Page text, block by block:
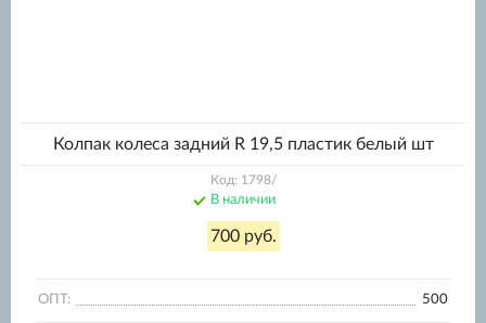
Колпак колеса задний R 19,5 пластик белый шт
Код: 1798/
В наличии
700 руб.
ОПТ: 500